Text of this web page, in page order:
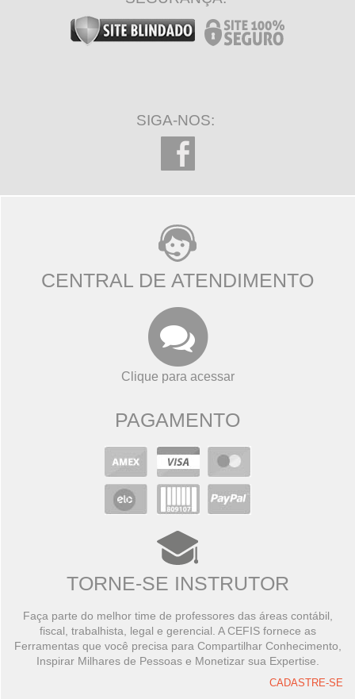
SIGA-NOS:
CENTRAL DE ATENDIMENTO
Clique para acessar
PAGAMENTO
TORNE-SE INSTRUTOR
Faça parte do melhor time de professores das áreas contábil,
fiscal, trabalhista, legal e gerencial. A CEFIS fornece as
Ferramentas que você precisa para Compartilhar Conhecimento,
Inspirar Milhares de Pessoas e Monetizar sua Expertise.
CADASTRE-SE